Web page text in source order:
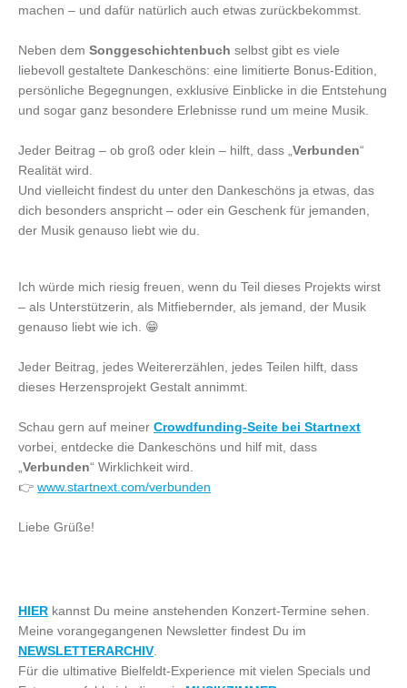
machen – und dafür natürlich auch etwas zurückbekommst.
Neben dem Songgeschichtenbuch selbst gibt es viele
liebevoll gestaltete Dankeschöns: eine limitierte Bonus-Edition,
persönliche Begegnungen, exklusive Einblicke in die Entstehung
und sogar ganz besondere Erlebnisse rund um meine Musik.
Jeder Beitrag – ob groß oder klein – hilft, dass „ Verbunden“
Realität wird.
Und vielleicht findest du unter den Dankeschöns ja etwas, das
dich besonders anspricht – oder ein Geschenk für jemanden,
der Musik genauso liebt wie du.
Ich würde mich riesig freuen, wenn du Teil dieses Projekts wirst
– als Unterstützerin, als Mitfiebernder, als jemand, der Musik
genauso liebt wie ich. 😁
Jeder Beitrag, jedes Weitererzählen, jedes Teilen hilft, dass
dieses Herzensprojekt Gestalt annimmt.
Schau gern auf meiner Crowdfunding-Seite bei Startnext
vorbei, entdecke die Dankeschöns und hilf mit, dass
Verbunden“ Wirklichkeit wird.
👉 www.startnext.com/verbunden
Liebe Grüße!
HIER kannst Du meine anstehenden Konzert-Termine sehen.
Meine vorangegangenen Newsletter findest Du im
NEWSLETTERARCHIV
Für die ultimative Bielfeldt-Experience mit vielen Specials und